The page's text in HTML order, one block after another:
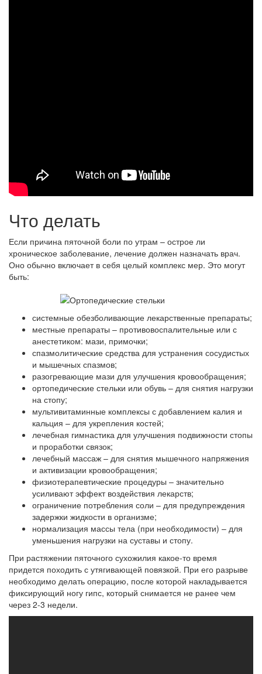
Что делать
Если причина пяточной боли по утрам – острое ли
хроническое заболевание, лечение должен назначать врач.
Оно обычно включает в себя целый комплекс мер. Это могут
быть:
системные обезболивающие лекарственные препараты;
местные препараты – противовоспалительные или с
анестетиком: мази, примочки;
спазмолитические средства для устранения сосудистых
и мышечных спазмов;
разогревающие мази для улучшения кровообращения;
ортопедические стельки или обувь – для снятия нагрузки
на стопу;
мультивитаминные комплексы с добавлением калия и
кальция – для укрепления костей;
лечебная гимнастика для улучшения подвижности стопы
и проработки связок;
лечебный массаж – для снятия мышечного напряжения
и активизации кровообращения;
физиотерапевтические процедуры – значительно
усиливают эффект воздействия лекарств;
ограничение потребления соли – для предупреждения
задержки жидкости в организме;
нормализация массы тела (при необходимости) – для
уменьшения нагрузки на суставы и стопу.
При растяжении пяточного сухожилия какое-то время
придется походить с утягивающей повязкой. При его разрыве
необходимо делать операцию, после которой накладывается
фиксирующий ногу гипс, который снимается не ранее чем
через 2-3 недели.